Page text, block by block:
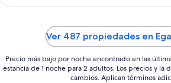
Ver 487 propiedades en
Precio más bajo por noche encontrado en las
estancia de 1 noche para 2 adultos. Los precios y la
cambios. Aplican términos